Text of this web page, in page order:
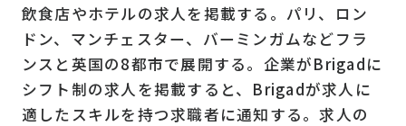
飲食店やホテルの求人を掲載する。パリ、ロン
ドン、マンチェスター、バーミンガムなどフラ
ンスと英国の8都市で展開する。企業がBrigadに
シフト制の求人を掲載すると、Brigadが求人に
適したスキルを持つ求職者に通知する。求人の